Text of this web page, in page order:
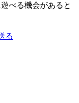
べる機会があると